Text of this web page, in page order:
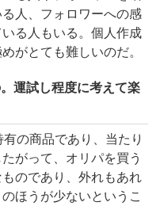
人、フォロワーへの感
る人もいる。個人作成
がとても難しいのだ。
運試し程度に考えて楽
の商品であり、当たり
がって、オリパを買う
のであり、外れもあれ
ほうが少ないというこ